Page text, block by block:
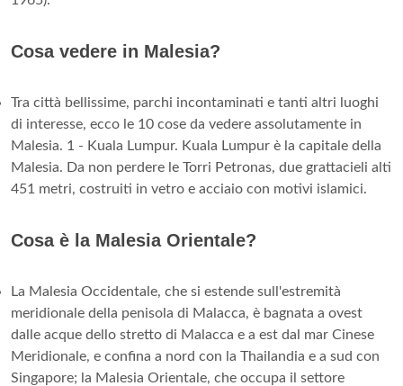
Cosa vedere in Malesia?
Tra città bellissime, parchi incontaminati e tanti altri luoghi
di interesse, ecco le 10 cose da vedere assolutamente in
Malesia. 1 - Kuala Lumpur. Kuala Lumpur è la capitale della
Malesia. Da non perdere le Torri Petronas, due grattacieli alti
451 metri, costruiti in vetro e acciaio con motivi islamici.
Cosa è la Malesia Orientale?
La Malesia Occidentale, che si estende sull'estremità
meridionale della penisola di Malacca, è bagnata a ovest
dalle acque dello stretto di Malacca e a est dal mar Cinese
Meridionale, e confina a nord con la Thailandia e a sud con
Singapore; la Malesia Orientale, che occupa il settore